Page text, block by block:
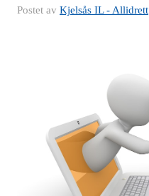
Postet av Kjelsås IL - Allidrett